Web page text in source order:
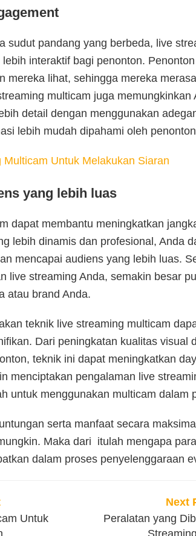
sudut pandang yang berbeda, live
interaktif bagi penonton.
mereka lihat, sehingga mereka
multicam juga memungkinkan
detail dengan menggunakan
lebih mudah dipahami oleh
Multicam Untuk Melakukan Siaran
yang lebih luas
dapat membantu meningkatkan
lebih dinamis dan profesional, Anda
mencapai audiens yang lebih luas.
live streaming Anda, semakin besar
atau brand Anda.
teknik live streaming multicam
Dari peningkatan kualitas visual
teknik ini dapat meningkatkan
menciptakan pengalaman live
untuk menggunakan multicam dalam
serta manfaat secara
Maka dari itulah mengapa
dalam proses penyelenggaraan
Untuk
Next
Peralatan yang